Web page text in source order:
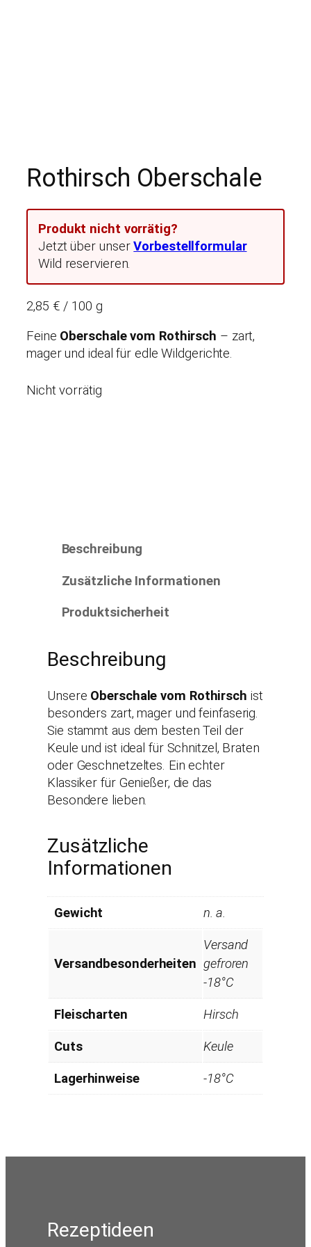
Rothirsch Oberschale
Produkt nicht vorrätig?
Jetzt über unserVorbestellformular
Wild reservieren.
2,85 € / 100 g
Feine Oberschale vom Rothirsch – zart,
mager und ideal für edle Wildgerichte.
Nicht vorrätig
Beschreibung
Zusätzliche Informationen
Produktsicherheit
Beschreibung
Unsere Oberschale vom Rothirsch ist
besonders zart, mager und feinfaserig.
Sie stammt aus dem besten Teil der
Keule und ist ideal für Schnitzel, Braten
oder Geschnetzeltes. Ein echter
Klassiker für Genießer, die das
Besondere lieben.
Zusätzliche
Informationen
Gewicht n. a.
Versandbesonderheiten
Versand
gefroren
-18°C
Fleischarten Hirsch
Cuts Keule
Lagerhinweise -18°C
Rezeptideen